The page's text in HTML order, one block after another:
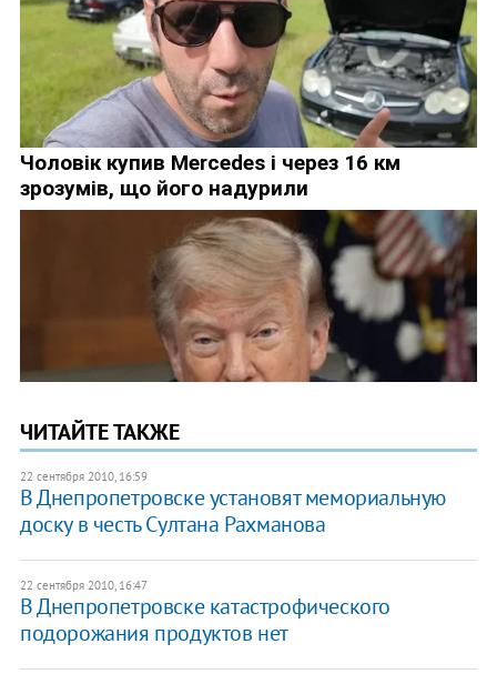
ЧИТАЙТЕ ТАКЖЕ
22 сентября 2010, 16:59
В Днепропетровске установят мемориальную
доску в честь Султана Рахманова
22 сентября 2010, 16:47
В Днепропетровске катастрофического
подорожания продуктов нет